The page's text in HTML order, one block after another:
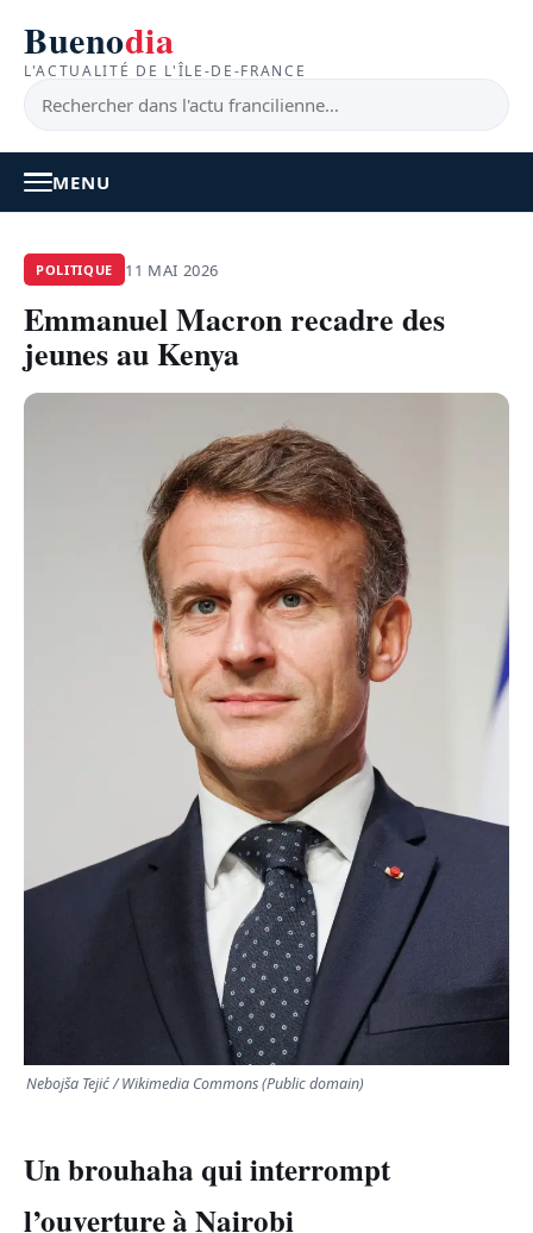
Buenodia
L'ACTUALITÉ DE L'ÎLE-DE-FRANCE
MENU
ACTUALITÉ
BONS PLANS
FAITS DIVERS
TRANSPORTS
POLITIQUE 11 MAI 2026
Emmanuel Macron recadre des
jeunes au Kenya
Nebojša Tejić / Wikimedia Commons (Public domain)
Un brouhaha qui interrompt
l’ouverture à Nairobi